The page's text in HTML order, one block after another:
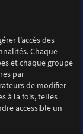
l’accès des
Chaque
et chaque groupe
par
de modifier
à la fois, telles
accessible un